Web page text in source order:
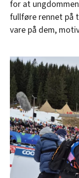
for at
fullføre rennet på
vare på dem,